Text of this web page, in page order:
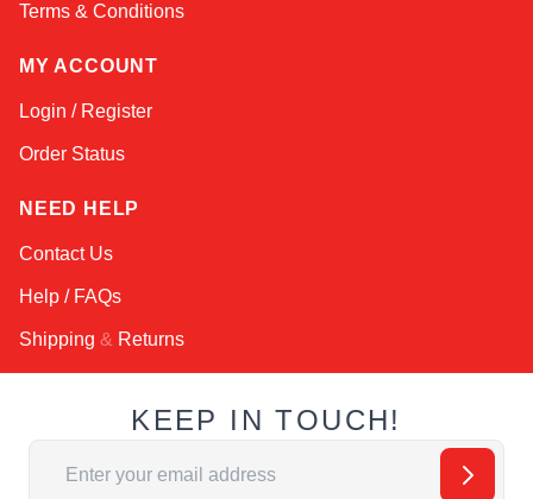
Terms & Conditions
MY ACCOUNT
Login / Register
Order Status
NEED HELP
Contact Us
Help / FAQs
Shipping & Returns
KEEP IN TOUCH!
Email Address